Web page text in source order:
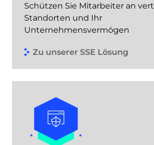
Schützen Sie Mitarbeiter an
Standorten und Ihr
Unternehmensvermögen
Zu unserer SSE Lösung